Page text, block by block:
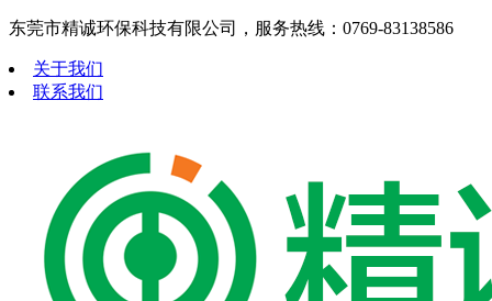
东莞市精诚环保科技有限公司，服务热线：0769-83138586
关于我们
联系我们